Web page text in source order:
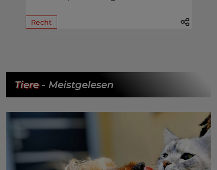
Recht
Tiere- Meistgelesen